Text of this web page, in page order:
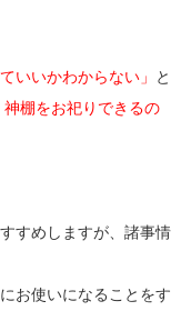
いいかわからない」 と
棚をお祀りできるの
すめしますが、諸事情
お使いになることをす